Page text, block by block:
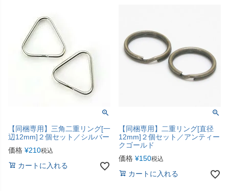
【同梱専用】三角二重リング[一
辺12mm]２個セット／シルバー
価格 ¥210税込
カートに入れる
【同梱専用】二重リング[直径
12mm]２個セット／アンティー
クゴールド
価格 ¥150税込
カートに入れる